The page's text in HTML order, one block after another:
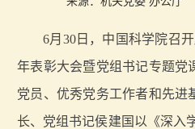
6月30日，中国科学院召
年表彰大会暨党组书记专题党
党员、优秀党务工作者和先进
长、党组书记侯建国以《深入